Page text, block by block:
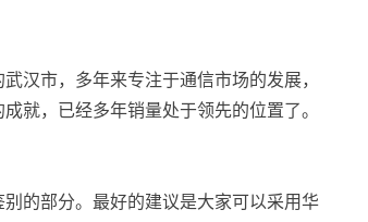
汉市，多年来专注于通信市场的发展，
就，已经多年销量处于领先的位置了。
的部分。最好的建议是大家可以采用华